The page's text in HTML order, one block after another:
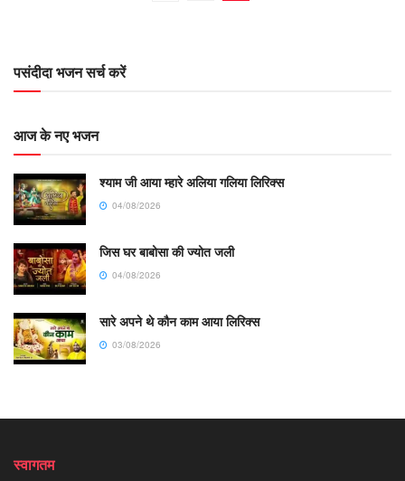
पसंदीदा भजन सर्च करें
आज के नए भजन
श्याम जी आया म्हारे अलिया गलिया लिरिक्स
04/08/2026
जिस घर बाबोसा की ज्योत जली
04/08/2026
सारे अपने थे कौन काम आया लिरिक्स
03/08/2026
स्वागतम